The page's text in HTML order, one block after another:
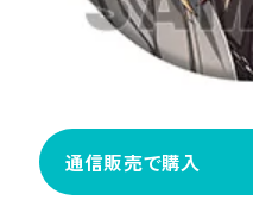
通信販売で購入